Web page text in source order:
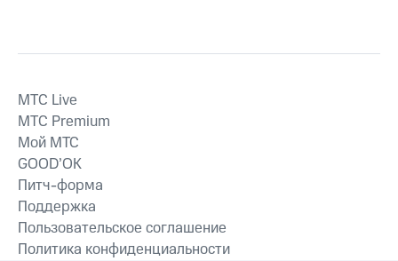
MTС Live
MTС Premium
Мой МТС
GOOD’OK
Питч-форма
Поддержка
Пользовательское соглашение
Политика конфиденциальности